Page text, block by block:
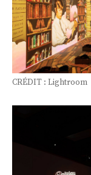
CRÉDIT : Lightroom